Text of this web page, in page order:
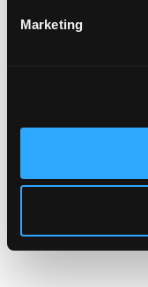
Marketing